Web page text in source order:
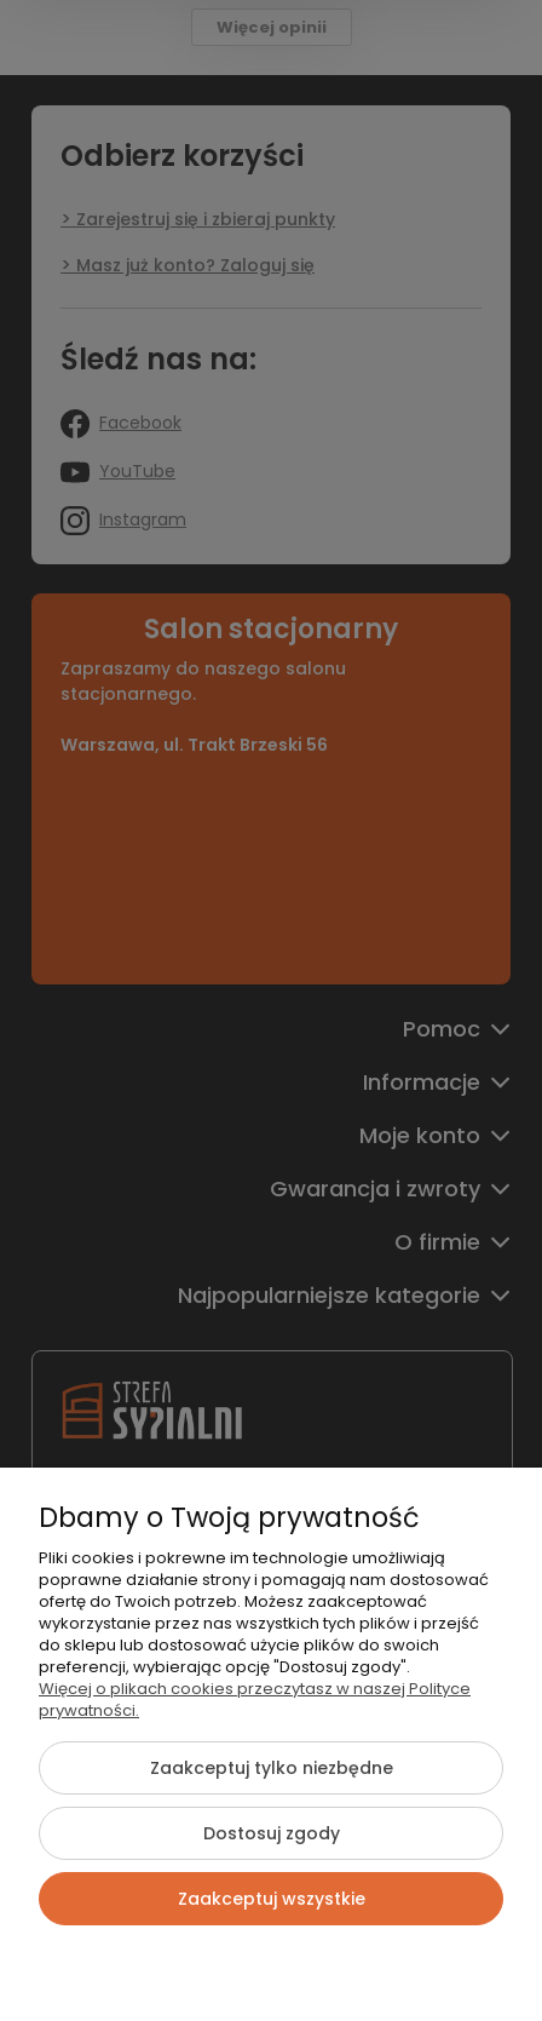
Więcej opinii
Odbierz korzyści
Zarejestruj się i zbieraj punkty
Masz już konto? Zaloguj się
Śledź nas na:
Facebook
YouTube
Instagram
Salon stacjonarny
Zapraszamy do naszego salonu
stacjonarnego.
Warszawa, ul. Trakt Brzeski 56
Pomoc
Informacje
Moje konto
Gwarancja i zwroty
O firmie
Najpopularniejsze kategorie
shop@strefasypialni.pl
Pon. - Pt. 11:00 - 19:00
Sob.
10:00 - 15:00
Szablon Flex byEcommercy
Pokaż pełną wersję strony
Sklep internetowy Shoper Premium
Dbamy o Twoją prywatność
Pliki cookies i pokrewne im technologie umożliwiają
poprawne działanie strony i pomagają nam dostosować
ofertę do Twoich potrzeb. Możesz zaakceptować
wykorzystanie przez nas wszystkich tych plików i przejść
do sklepu lub dostosować użycie plików do swoich
preferencji, wybierając opcję "Dostosuj zgody".
Więcej o plikach cookies przeczytasz w naszej Polityce
prywatności.
Zaakceptuj tylko niezbędne
Dostosuj zgody
Zaakceptuj wszystkie